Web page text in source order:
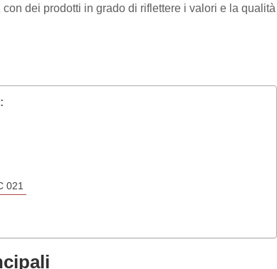
dei prodotti in grado di riflettere i valori e la qualità
021